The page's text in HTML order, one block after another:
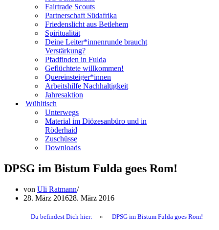
Fairtrade Scouts
Partnerschaft Südafrika
Friedenslicht aus Betlehem
Spiritualität
Deine Leiter*innenrunde braucht
Verstärkung?
Pfadfinden in Fulda
Geflüchtete willkommen!
Quereinsteiger*innen
Arbeitshilfe Nachhaltigkeit
Jahresaktion
Wühltisch
Unterwegs
Material im Diözesanbüro und in
Röderhaid
Zuschüsse
Downloads
DPSG im Bistum Fulda goes Rom!
von Uli Ratmann
28. März 201628. März 2016
Du befindest Dich hier: » DPSG im Bistum Fulda goes Rom!